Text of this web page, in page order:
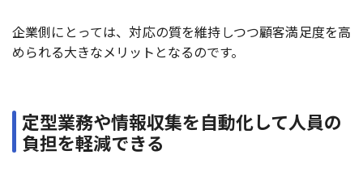
企業側にとっては、対応の質を維持しつつ顧客満足度を高
められる大きなメリットとなるのです。
定型業務や情報収集を自動化して人員の
負担を軽減できる